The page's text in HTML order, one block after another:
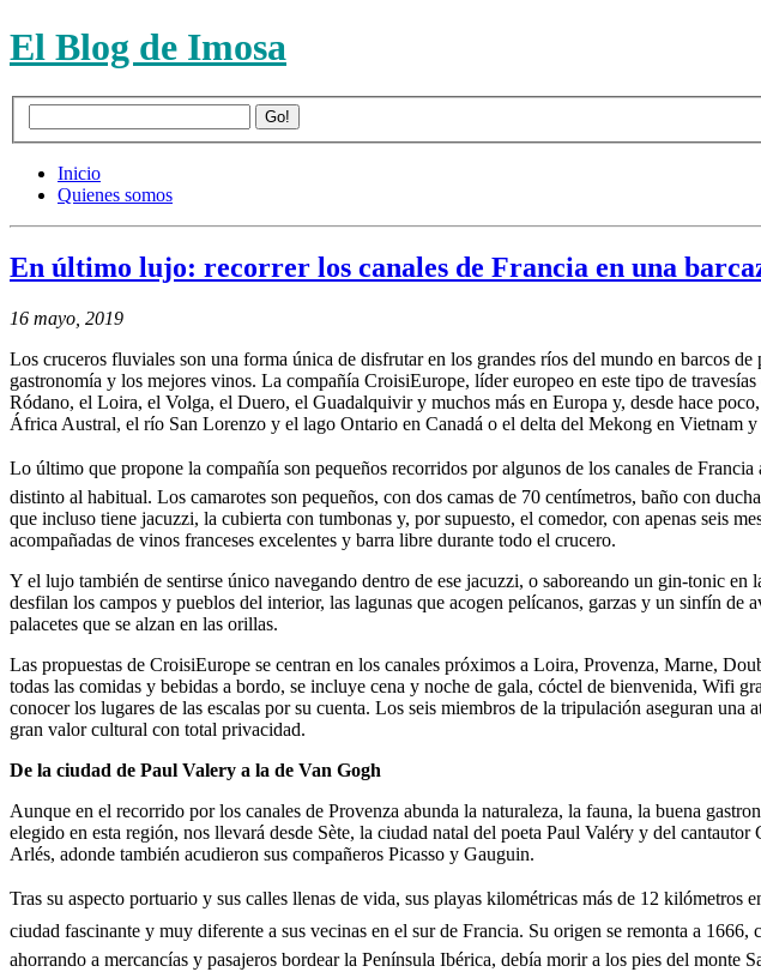
El Blog de Imosa
Inicio
Quienes somos
En último lujo: recorrer los canales de Francia en una
16 mayo, 2019
Los cruceros fluviales son una forma única de disfrutar en los grandes ríos del mundo en barcos
gastronomía y los mejores vinos. La compañía CroisiEurope, líder europeo en este tipo de
Ródano, el Loira, el Volga, el Duero, el Guadalquivir y muchos más en Europa y, desde hace
África Austral, el río San Lorenzo y el lago Ontario en Canadá o el delta del Mekong en Vietnam y
Lo último que propone la compañía son pequeños recorridos por algunos de los canales de
distinto al habitual. Los camarotes son pequeños, con dos camas de 70 centímetros, baño con
que incluso tiene jacuzzi, la cubierta con tumbonas y, por supuesto, el comedor, con apenas seis
acompañadas de vinos franceses excelentes y barra libre durante todo el crucero.
Y el lujo también de sentirse único navegando dentro de ese jacuzzi, o saboreando un gin-tonic
desfilan los campos y pueblos del interior, las lagunas que acogen pelícanos, garzas y un sinfín de
palacetes que se alzan en las orillas.
Las propuestas de CroisiEurope se centran en los canales próximos a Loira, Provenza, Marne,
todas las comidas y bebidas a bordo, se incluye cena y noche de gala, cóctel de bienvenida, Wifi
conocer los lugares de las escalas por su cuenta. Los seis miembros de la tripulación aseguran
gran valor cultural con total privacidad.
De la ciudad de Paul Valery a la de Van Gogh
Aunque en el recorrido por los canales de Provenza abunda la naturaleza, la fauna, la buena
elegido en esta región, nos llevará desde Sète, la ciudad natal del poeta Paul Valéry y del
Arlés, adonde también acudieron sus compañeros Picasso y Gauguin.
Tras su aspecto portuario y sus calles llenas de vida, sus playas kilométricas más de 12 kilómetros
ciudad fascinante y muy diferente a sus vecinas en el sur de Francia. Su origen se remonta a
ahorrando a mercancías y pasajeros bordear la Península Ibérica, debía morir a los pies del monte